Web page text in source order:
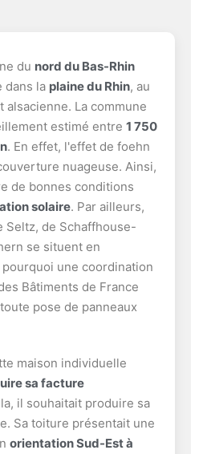
du nord du Bas-Rhin
dans la plaine du Rhin, au
La commune
estimé entre 1 750
. En effet, l'effet de foehn
nuageuse. Ainsi,
de bonnes conditions
solaire. Par ailleurs,
Seltz, de Schaffhouse-
se situent en
pourquoi une coordination
Bâtiments de France
pose de panneaux
maison individuelle
sa facture
il souhaitait produire sa
Sa toiture présentait une
orientation Sud-Est à